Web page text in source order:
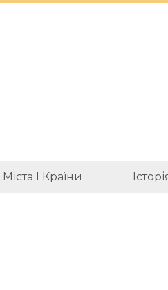
Міста І Країни